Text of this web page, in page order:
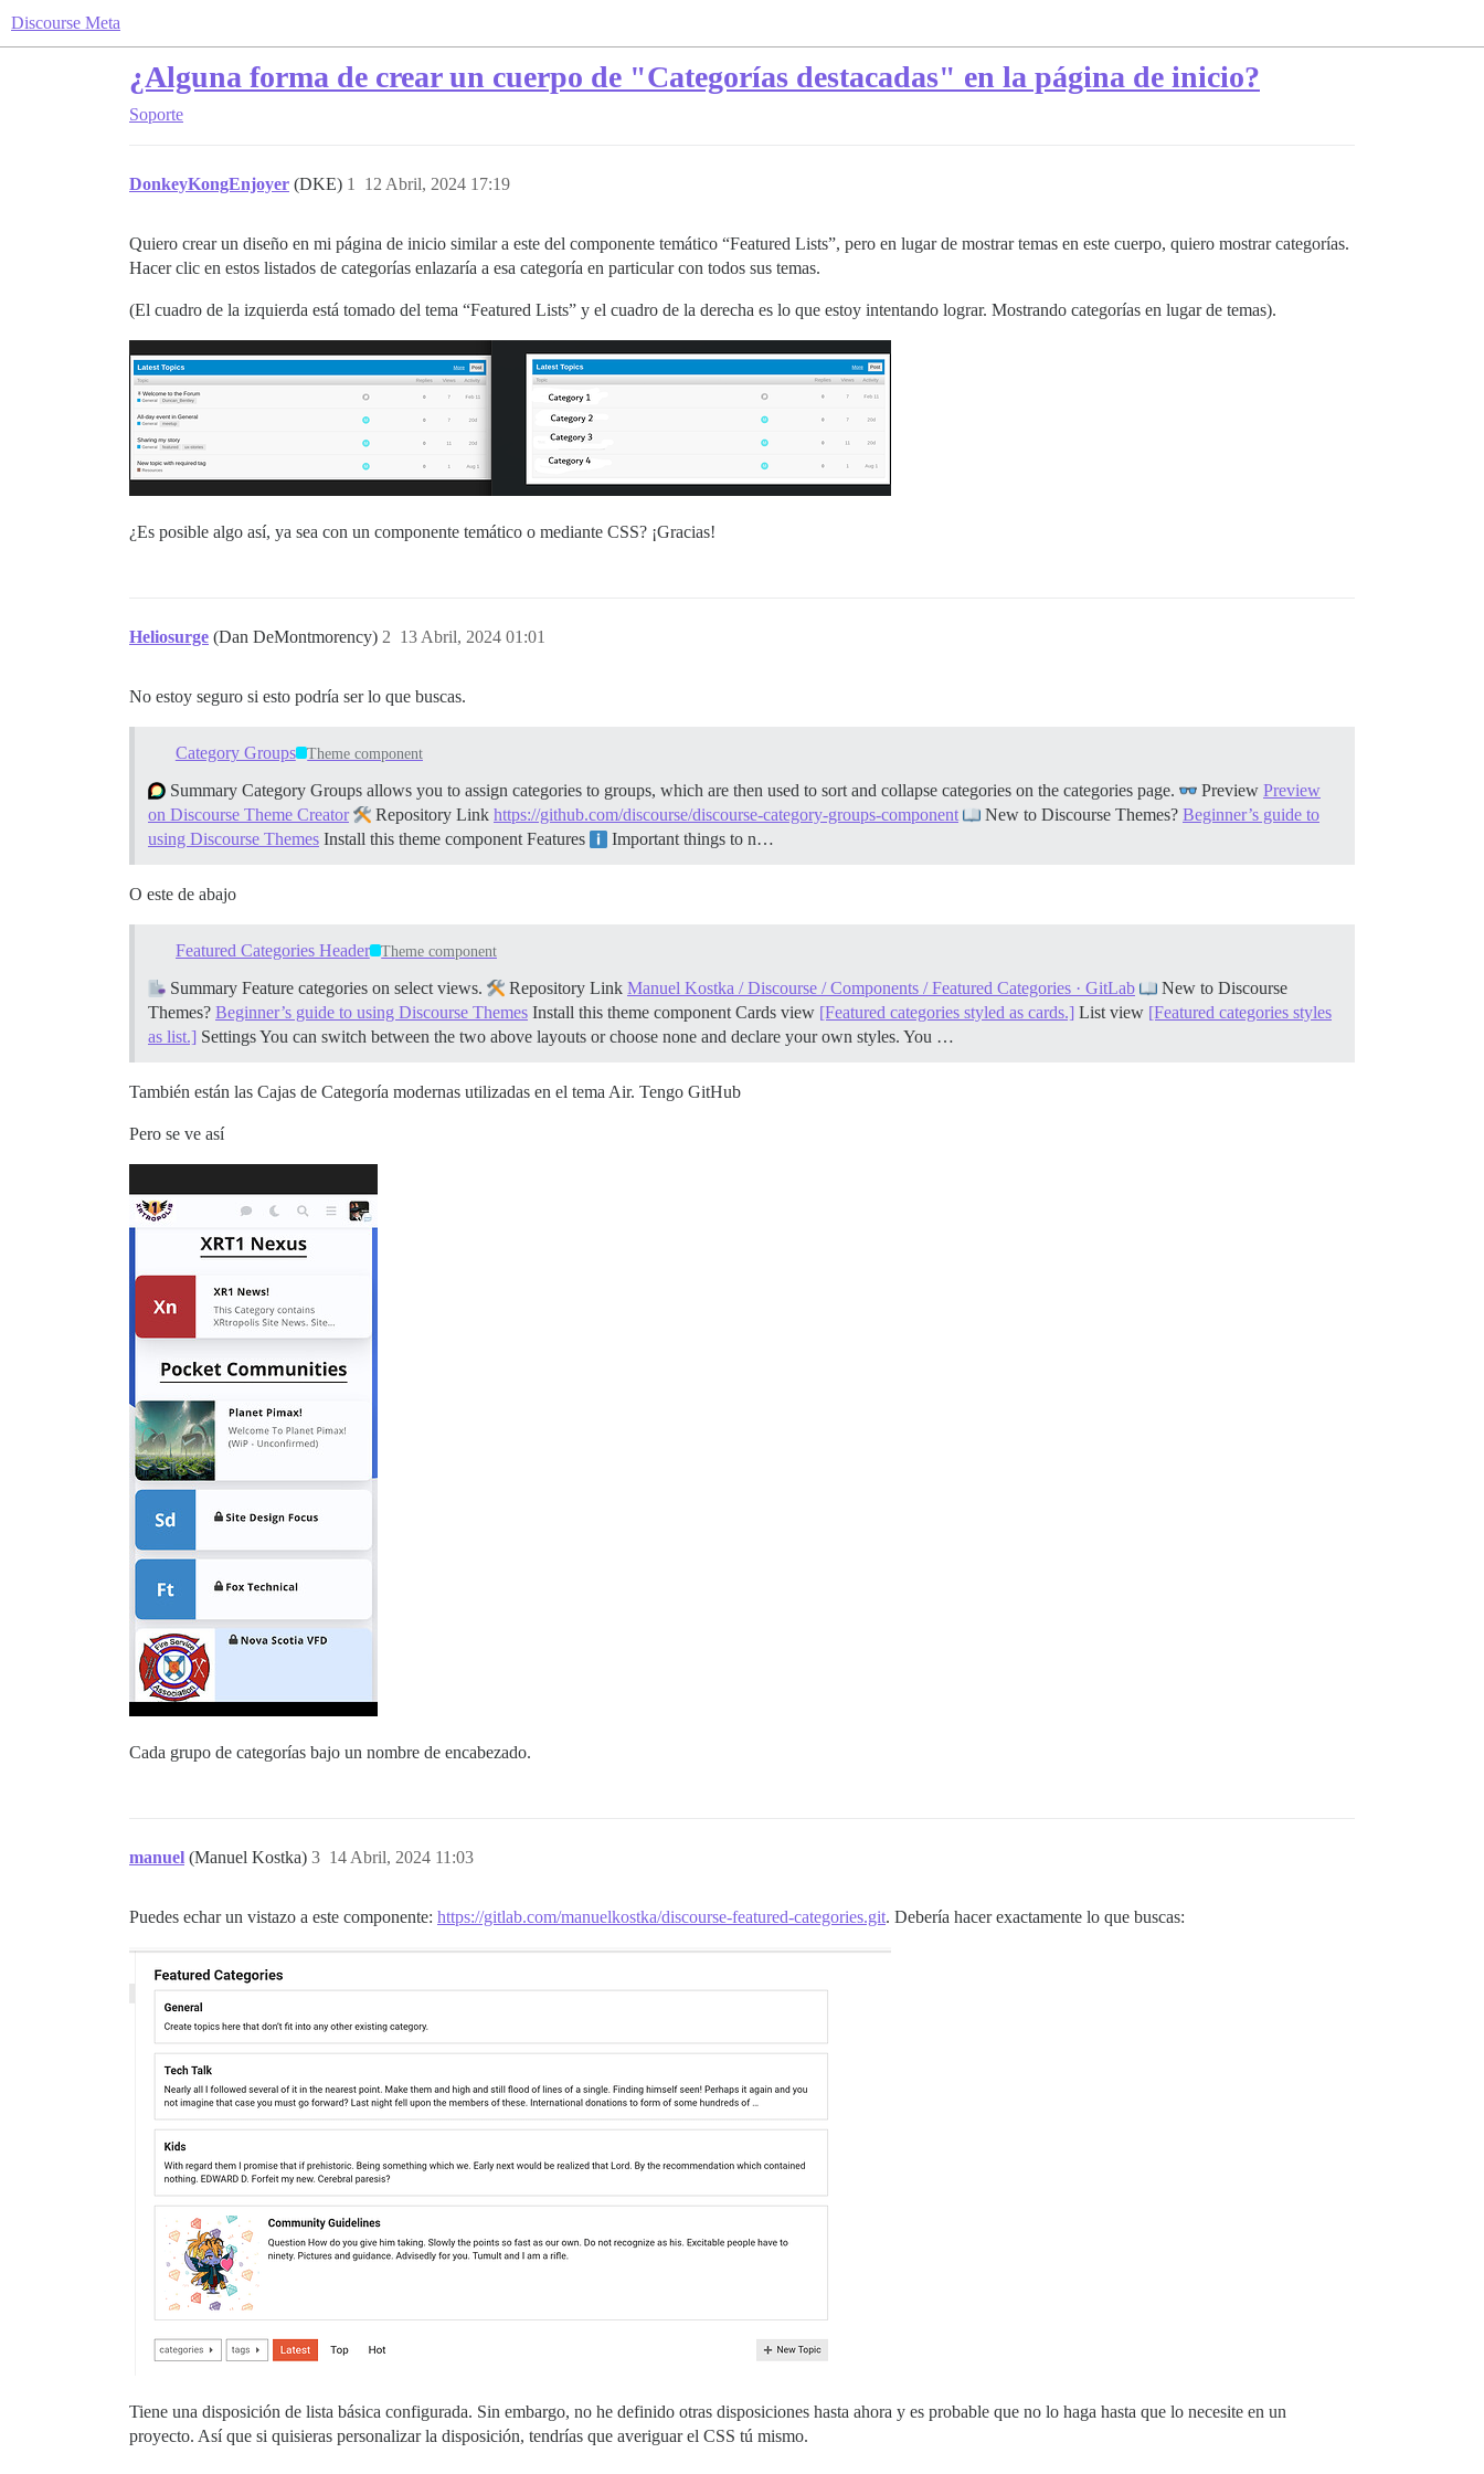
Discourse Meta
¿Alguna forma de crear un cuerpo de "Categorías destacadas" en la página de inicio?
Soporte
DonkeyKongEnjoyer (DKE) 12 Abril, 2024 17:19
1
Quiero crear un diseño en mi página de inicio similar a este del componente temático “Featured Lists”, pero en lugar de mostrar temas en este cuerpo, quiero mostrar categorías.
Hacer clic en estos listados de categorías enlazaría a esa categoría en particular con todos sus temas.
(El cuadro de la izquierda está tomado del tema “Featured Lists” y el cuadro de la derecha es lo que estoy intentando lograr. Mostrando categorías en lugar de temas).
¿Es posible algo así, ya sea con un componente temático o mediante CSS? ¡Gracias!
Heliosurge (Dan DeMontmorency) 13 Abril, 2024 01:01
2
No estoy seguro si esto podría ser lo que buscas.
Category Groups Theme component
Summary Category Groups allows you to assign categories to groups, which are then used to sort and collapse categories on the categories page. Preview Preview
on Discourse Theme Creator
Repository Link https://github.com/discourse/discourse-category-groups-component New to Discourse Themes? Beginner’s guide to
using Discourse Themes Install this theme component Features Important things to n…
O este de abajo
Featured Categories Header Theme component
Summary Feature categories on select views. Repository Link Manuel Kostka / Discourse / Components / Featured Categories · GitLab
New to Discourse
Themes? Beginner’s guide to using Discourse Themes Install this theme component Cards view [Featured categories styled as cards.] List view [Featured categories styles
as list.] Settings You can switch between the two above layouts or choose none and declare your own styles. You …
También están las Cajas de Categoría modernas utilizadas en el tema Air. Tengo GitHub
Pero se ve así
Cada grupo de categorías bajo un nombre de encabezado.
manuel (Manuel Kostka) 14 Abril, 2024 11:03
3
Puedes echar un vistazo a este componente: https://gitlab.com/manuelkostka/discourse-featured-categories.git. Debería hacer exactamente lo que buscas:
Tiene una disposición de lista básica configurada. Sin embargo, no he definido otras disposiciones hasta ahora y es probable que no lo haga hasta que lo necesite en un
proyecto. Así que si quisieras personalizar la disposición, tendrías que averiguar el CSS tú mismo.